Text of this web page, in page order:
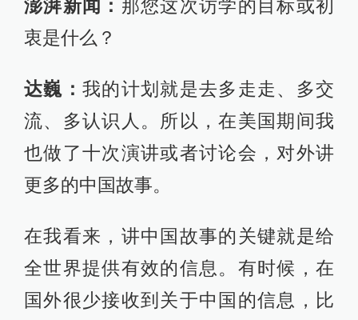
澎湃新闻： 那您这次访学的目标或初
衷是什么？
达巍： 我的计划就是去多走走、多交
流、多认识人。所以，在美国期间我
也做了十次演讲或者讨论会，对外讲
更多的中国故事。
在我看来，讲中国故事的关键就是给
全世界提供有效的信息。有时候，在
国外很少接收到关于中国的信息，比